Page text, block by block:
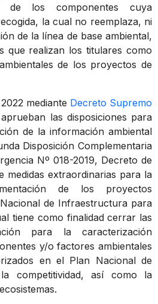
de los componentes cuya
la cual no reemplaza, ni
de la línea de base ambiental,
que realizan los titulares como
de los proyectos de
mediante Decreto Supremo
las disposiciones para
de la información ambiental
Disposición Complementaria
Nº 018-2019, Decreto de
medidas extraordinarias para la
de los proyectos
de Infraestructura para
tiene como finalidad cerrar las
para la caracterización
y/o factores ambientales
en el Plan Nacional de
competitividad, así como la